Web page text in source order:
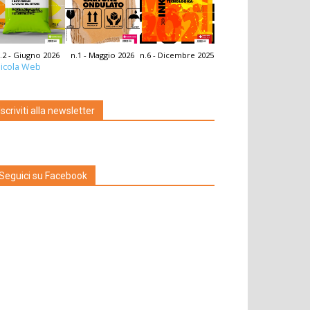
- Giugno 2026 n.1 - Maggio 2026 n.6 - Dicembre 2025
Web
alla newsletter
su Facebook